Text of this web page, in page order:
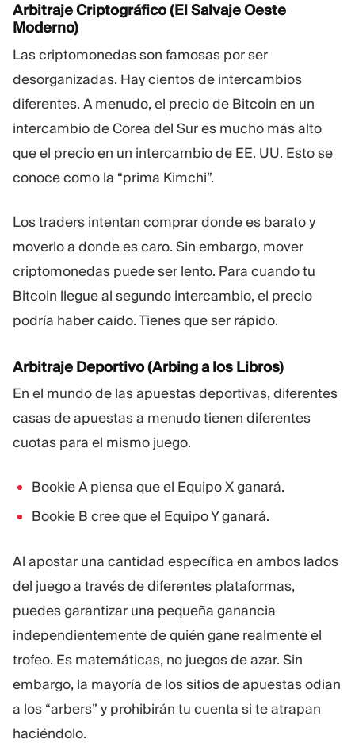
Arbitraje Criptográfico (El Salvaje Oeste
Moderno)
Las criptomonedas son famosas por ser
desorganizadas. Hay cientos de intercambios
diferentes. A menudo, el precio de Bitcoin en un
intercambio de Corea del Sur es mucho más alto
que el precio en un intercambio de EE. UU. Esto se
conoce como la “prima Kimchi”.
Los traders intentan comprar donde es barato y
moverlo a donde es caro. Sin embargo, mover
criptomonedas puede ser lento. Para cuando tu
Bitcoin llegue al segundo intercambio, el precio
podría haber caído. Tienes que ser rápido.
Arbitraje Deportivo (Arbing a los Libros)
En el mundo de las apuestas deportivas, diferentes
casas de apuestas a menudo tienen diferentes
cuotas para el mismo juego.
Bookie A piensa que el Equipo X ganará.
Bookie B cree que el Equipo Y ganará.
Al apostar una cantidad específica en ambos lados
del juego a través de diferentes plataformas,
puedes garantizar una pequeña ganancia
independientemente de quién gane realmente el
trofeo. Es matemáticas, no juegos de azar. Sin
embargo, la mayoría de los sitios de apuestas odian
a los “arbers” y prohibirán tu cuenta si te atrapan
haciéndolo.